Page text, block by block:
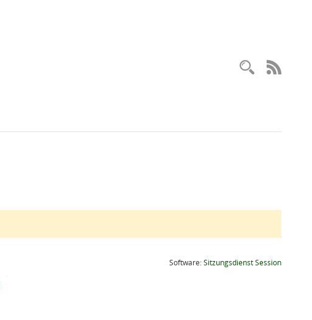
Software:SitzungsdienstSession(Wird in